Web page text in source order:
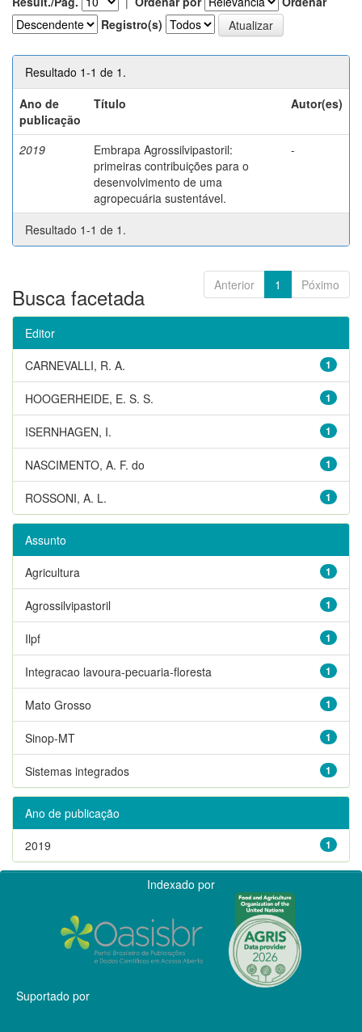
Registro(s)
Resultado 1-1 de 1.
Ano de
publicação
Título Autor(es)
2019
Embrapa Agrossilvipastoril:
primeiras contribuições para o
desenvolvimento de uma
agropecuária sustentável.
-
Resultado 1-1 de 1.
Anterior 1 Póximo
Busca facetada
Editor
1
CARNEVALLI, R. A.
1
HOOGERHEIDE, E. S. S.
1
ISERNHAGEN, I.
1
NASCIMENTO, A. F. do
1
ROSSONI, A. L.
Assunto
1
Agricultura
1
Agrossilvipastoril
1
Ilpf
1
Integracao lavoura-pecuaria-floresta
1
Mato Grosso
1
Sinop-MT
1
Sistemas integrados
Ano de publicação
1
2019
Indexado por
Suportado por